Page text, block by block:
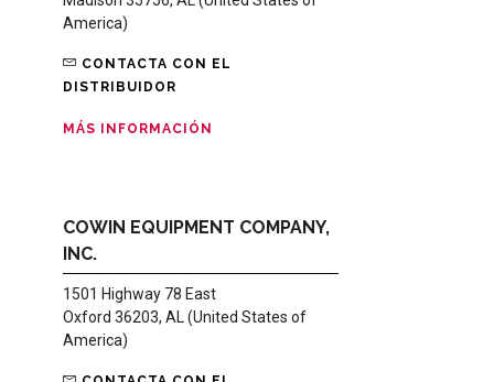
America)
CONTACTA CON EL
DISTRIBUIDOR
MÁS INFORMACIÓN
COWIN EQUIPMENT COMPANY,
INC.
1501 Highway 78 East
Oxford 36203, AL (United States of
America)